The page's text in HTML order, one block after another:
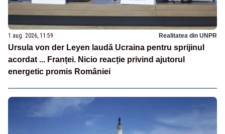
1 aug. 2026, 11:59 Realitatea din UNPR
Ursula von der Leyen laudă Ucraina pentru sprijinul
acordat ... Franței. Nicio reacție privind ajutorul
energetic promis României